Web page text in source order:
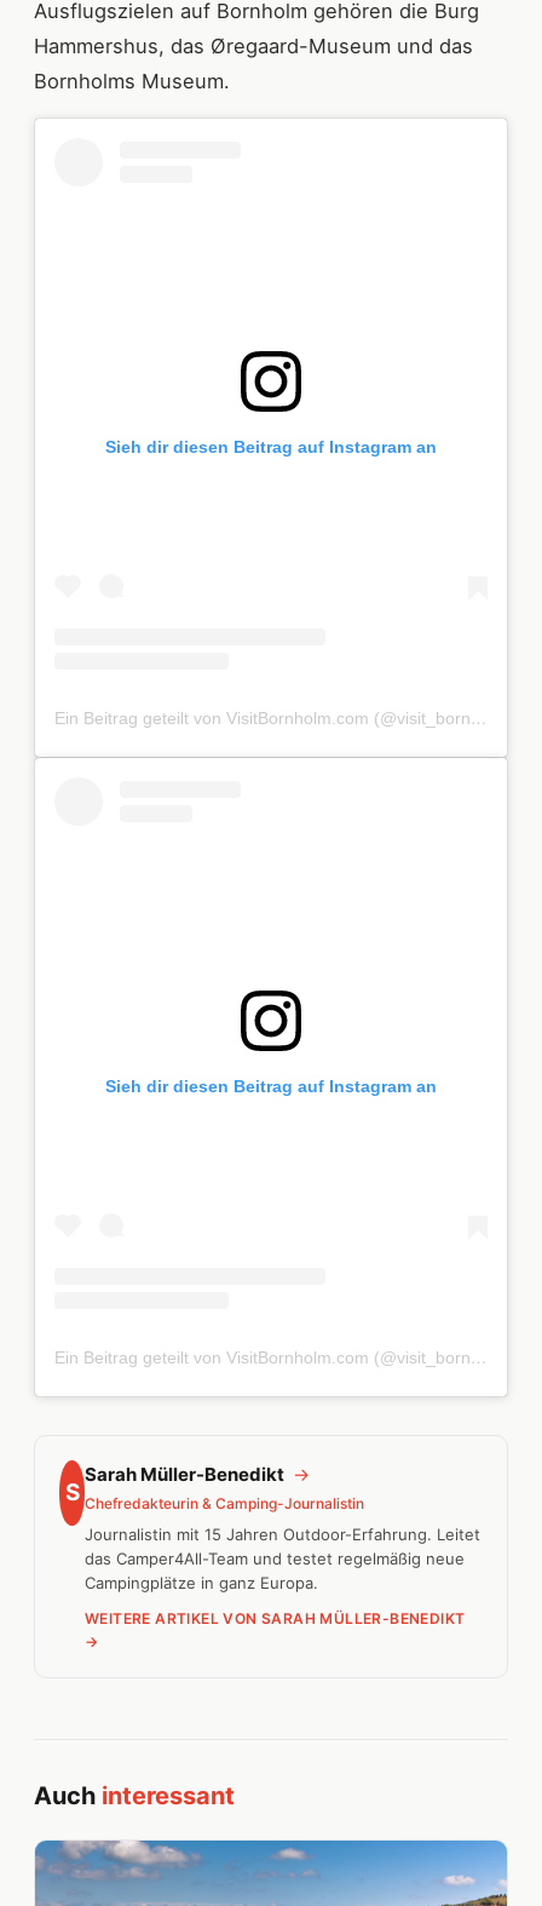
Ausflugszielen auf Bornholm gehören die Burg
Hammershus, das Øregaard-Museum und das
Bornholms Museum.
Sieh dir diesen Beitrag auf Instagram an
Ein Beitrag geteilt von VisitBornholm.com (@visit_bornholm)
Sieh dir diesen Beitrag auf Instagram an
Ein Beitrag geteilt von VisitBornholm.com (@visit_bornholm)
S
Sarah Müller-Benedikt →
Chefredakteurin & Camping-Journalistin
Journalistin mit 15 Jahren Outdoor-Erfahrung. Leitet
das Camper4All-Team und testet regelmäßig neue
Campingplätze in ganz Europa.
WEITERE ARTIKEL VON SARAH MÜLLER-BENEDIKT
→
Auch interessant